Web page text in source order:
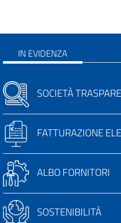
IN EVIDENZA
SOCIETÀ
FATTURAZIONE
ALBO FORNITORI
SOSTENIBILITÀ